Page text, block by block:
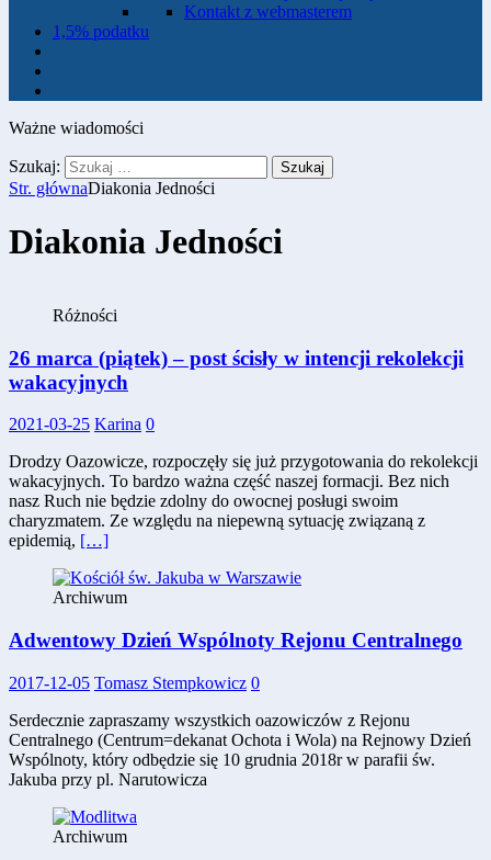
Kontakt z webmasterem
1,5% podatku
Ważne wiadomości
Szukaj:
Str. głównaDiakonia Jedności
Diakonia Jedności
Różności
26 marca (piątek) – post ścisły w intencji rekolekcji
wakacyjnych
2021-03-25 Karina 0
Drodzy Oazowicze, rozpoczęły się już przygotowania do rekolekcji
wakacyjnych. To bardzo ważna część naszej formacji. Bez nich
nasz Ruch nie będzie zdolny do owocnej posługi swoim
charyzmatem. Ze względu na niepewną sytuację związaną z
epidemią, […]
Archiwum
Adwentowy Dzień Wspólnoty Rejonu Centralnego
2017-12-05 Tomasz Stempkowicz 0
Serdecznie zapraszamy wszystkich oazowiczów z Rejonu
Centralnego (Centrum=dekanat Ochota i Wola) na Rejnowy Dzień
Wspólnoty, który odbędzie się 10 grudnia 2018r w parafii św.
Jakuba przy pl. Narutowicza
Archiwum